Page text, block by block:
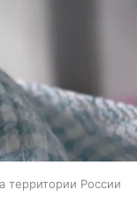
территории России